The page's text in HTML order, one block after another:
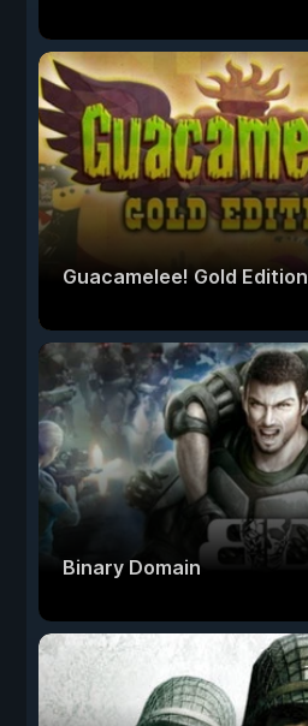
Guacamelee! Gold Edition
Binary Domain